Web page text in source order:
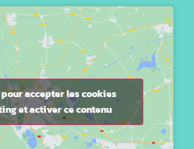
accepter les cookies
et activer ce contenu